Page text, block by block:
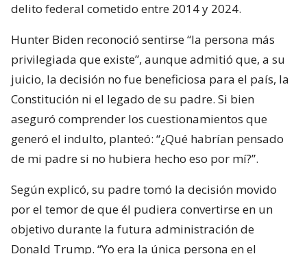
delito federal cometido entre 2014 y 2024.
Hunter Biden reconoció sentirse “la persona más
privilegiada que existe”, aunque admitió que, a su
juicio, la decisión no fue beneficiosa para el país, la
Constitución ni el legado de su padre. Si bien
aseguró comprender los cuestionamientos que
generó el indulto, planteó: “¿Qué habrían pensado
de mi padre si no hubiera hecho eso por mí?”.
Según explicó, su padre tomó la decisión movido
por el temor de que él pudiera convertirse en un
objetivo durante la futura administración de
Donald Trump. “Yo era la única persona en el